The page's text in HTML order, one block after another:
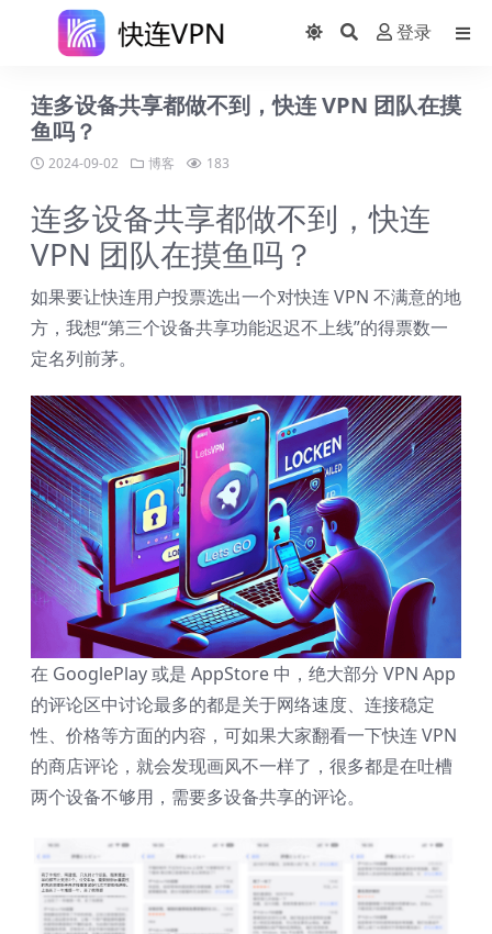
登录
连多设备共享都做不到，快连 VPN 团队在摸
鱼吗？
2024-09-02 博客 183
连多设备共享都做不到，快连
VPN 团队在摸鱼吗？
如果要让快连用户投票选出一个对快连 VPN 不满意的地
方，我想“第三个设备共享功能迟迟不上线”的得票数一
定名列前茅。
在 GooglePlay 或是 AppStore 中，绝大部分 VPN App
的评论区中讨论最多的都是关于网络速度、连接稳定
性、价格等方面的内容，可如果大家翻看一下快连 VPN
的商店评论，就会发现画风不一样了，很多都是在吐槽
两个设备不够用，需要多设备共享的评论。